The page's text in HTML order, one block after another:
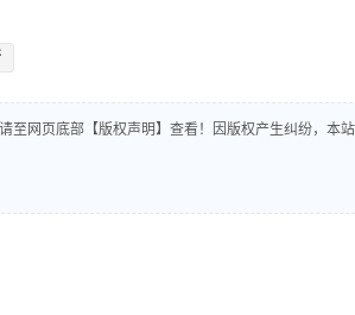
至网页底部【版权声明】查看！因版权产生纠纷，本站